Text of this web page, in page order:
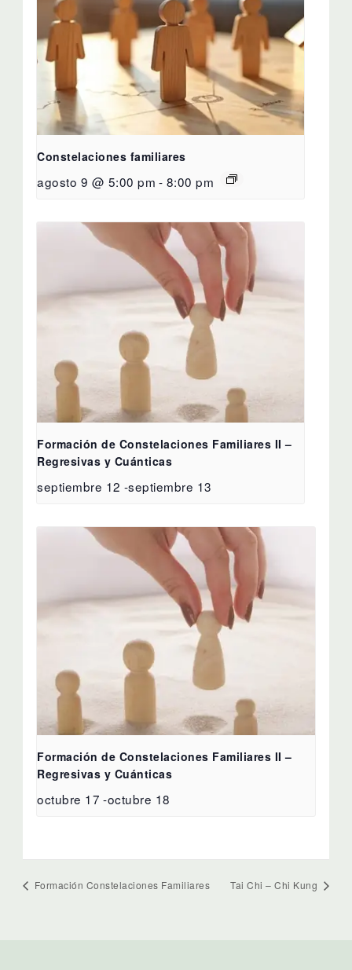
Constelaciones familiares
agosto 9 @ 5:00 pm - 8:00 pm
Formación de Constelaciones Familiares II –
Regresivas y Cuánticas
septiembre 12 -septiembre 13
Formación de Constelaciones Familiares II –
Regresivas y Cuánticas
octubre 17 -octubre 18
Formación Constelaciones Familiares Tai Chi – Chi Kung